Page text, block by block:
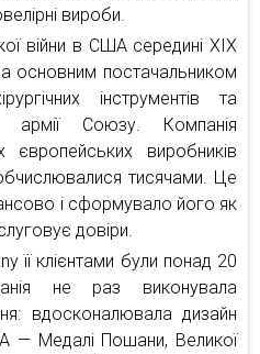
вироби.
війни в США середині XIX
основним постачальником
інструментів та
армії Союзу. Компанія
виробників
тисячами. Це
і сформувало його як
довіри.
її клієнтами були понад 20
не раз виконувала
вдосконалювала дизайн
— Медалі Пошани, Великої